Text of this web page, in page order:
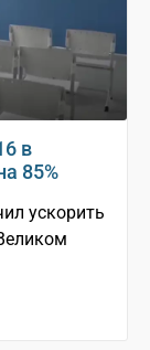
в
85%
ускорить